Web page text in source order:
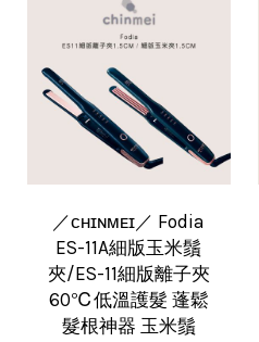
／ᴄʜɪɴᴍᴇɪ／ Fodia
ES-11A細版玉米鬚
夾/ES-11細版離子夾
60℃低溫護髮 蓬鬆
髮根神器 玉米鬚